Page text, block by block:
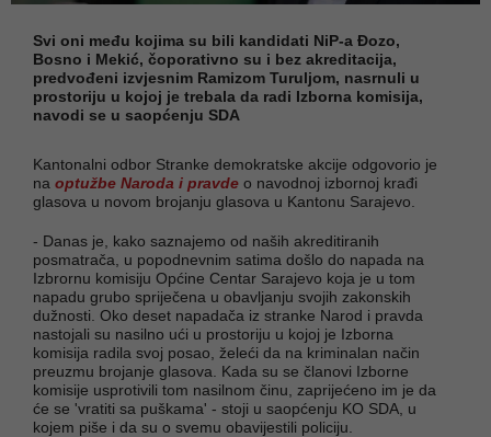
Svi oni među kojima su bili kandidati NiP-a Đozo,
Bosno i Mekić, čoporativno su i bez akreditacija,
predvođeni izvjesnim Ramizom Turuljom, nasrnuli u
prostoriju u kojoj je trebala da radi Izborna komisija,
navodi se u saopćenju SDA
Kantonalni odbor Stranke demokratske akcije odgovorio je
na optužbe Naroda i pravde o navodnoj izbornoj krađi
glasova u novom brojanju glasova u Kantonu Sarajevo.
- Danas je, kako saznajemo od naših akreditiranih
posmatrača, u popodnevnim satima došlo do napada na
Izbrornu komisiju Općine Centar Sarajevo koja je u tom
napadu grubo spriječena u obavljanju svojih zakonskih
dužnosti. Oko deset napadača iz stranke Narod i pravda
nastojali su nasilno ući u prostoriju u kojoj je Izborna
komisija radila svoj posao, želeći da na kriminalan način
preuzmu brojanje glasova. Kada su se članovi Izborne
komisije usprotivili tom nasilnom činu, zaprijećeno im je da
će se 'vratiti sa puškama' - stoji u saopćenju KO SDA, u
kojem piše i da su o svemu obavijestili policiju.